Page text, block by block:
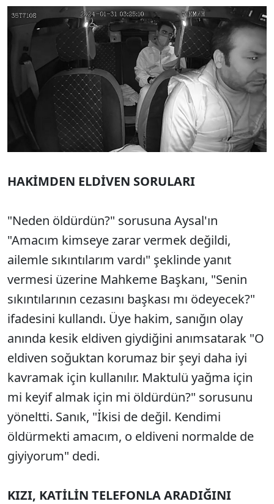
HAKİMDEN ELDİVEN SORULARI
"Neden öldürdün?" sorusuna Aysal'ın
"Amacım kimseye zarar vermek değildi,
ailemle sıkıntılarım vardı" şeklinde yanıt
vermesi üzerine Mahkeme Başkanı, "Senin
sıkıntılarının cezasını başkası mı ödeyecek?"
ifadesini kullandı. Üye hakim, sanığın olay
anında kesik eldiven giydiğini anımsatarak "O
eldiven soğuktan korumaz bir şeyi daha iyi
kavramak için kullanılır. Maktulü yağma için
mi keyif almak için mi öldürdün?" sorusunu
yöneltti. Sanık, "İkisi de değil. Kendimi
öldürmekti amacım, o eldiveni normalde de
giyiyorum" dedi.
KIZI, KATİLİN TELEFONLA ARADIĞINI